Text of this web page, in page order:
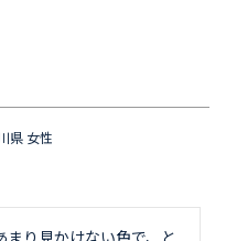
県 女性